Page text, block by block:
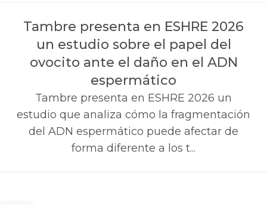
Tambre presenta en ESHRE 2026
un estudio sobre el papel del
ovocito ante el daño en el ADN
espermático
Tambre presenta en ESHRE 2026 un
estudio que analiza cómo la fragmentación
del ADN espermático puede afectar de
forma diferente a los t...